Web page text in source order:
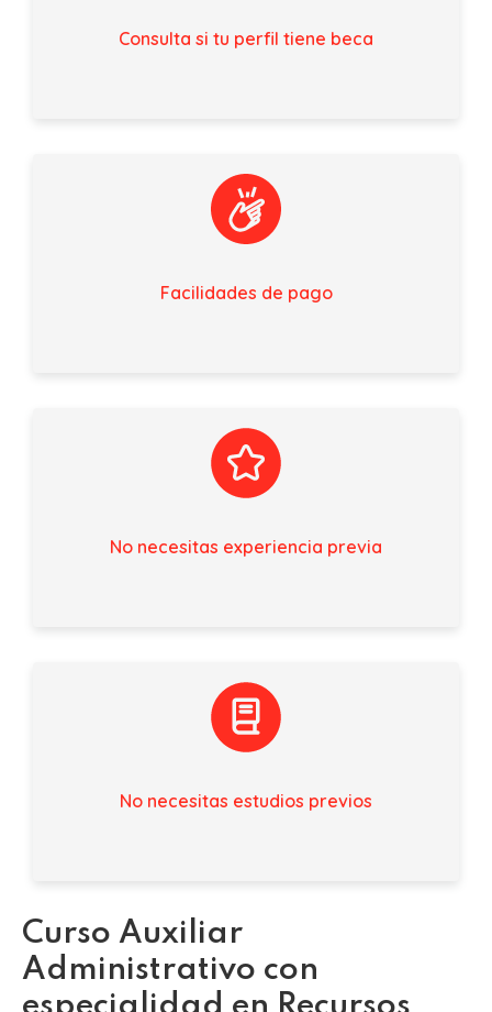
Consulta si tu perfil tiene beca
Facilidades de pago
No necesitas experiencia previa
No necesitas estudios previos
Curso Auxiliar
Administrativo con